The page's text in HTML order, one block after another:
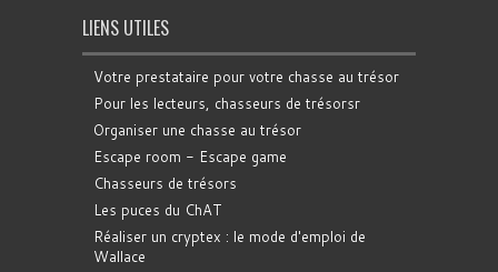
LIENS UTILES
Votre prestataire pour votre chasse au trésor
Pour les lecteurs, chasseurs de trésorsr
Organiser une chasse au trésor
Escape room - Escape game
Chasseurs de trésors
Les puces du ChAT
Réaliser un cryptex : le mode d'emploi de
Wallace